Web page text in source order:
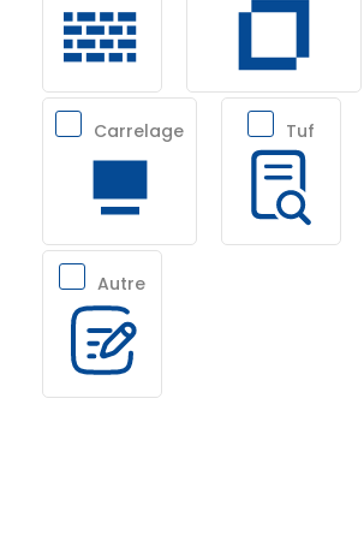
Carrelage Tuf
Autre